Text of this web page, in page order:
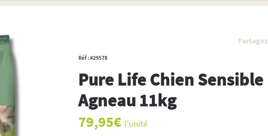
Partagez
Réf : #29578
Pure Life Chien Sensible
Agneau 11kg
79,95€ l'unité